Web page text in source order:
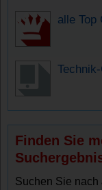
alle Top
Finden Sie
Suchen Sie nach